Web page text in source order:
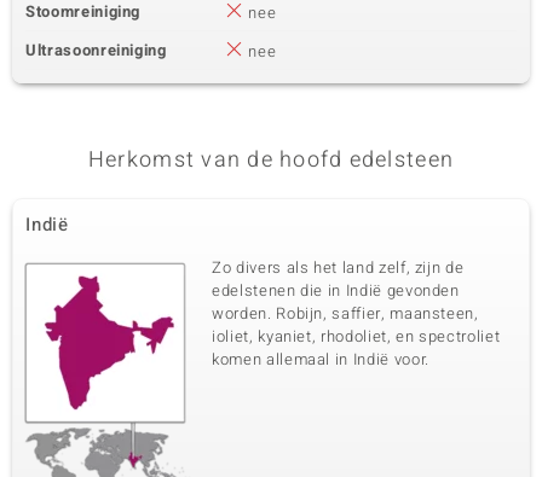
Stoomreiniging
nee
Ultrasoonreiniging
nee
Herkomst van de hoofd edelsteen
Indië
Zo divers als het land zelf, zijn de
edelstenen die in Indië gevonden
worden. Robijn, saffier, maansteen,
ioliet, kyaniet, rhodoliet, en spectroliet
komen allemaal in Indië voor.